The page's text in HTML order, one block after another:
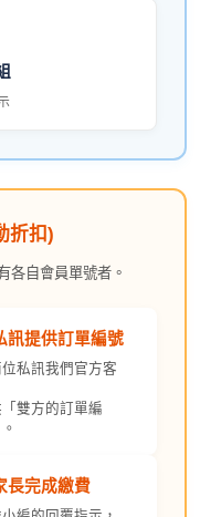
折扣)
各自會員單號者。
訊提供訂單編號
私訊我們官方客
雙方的訂單編
長完成繳費